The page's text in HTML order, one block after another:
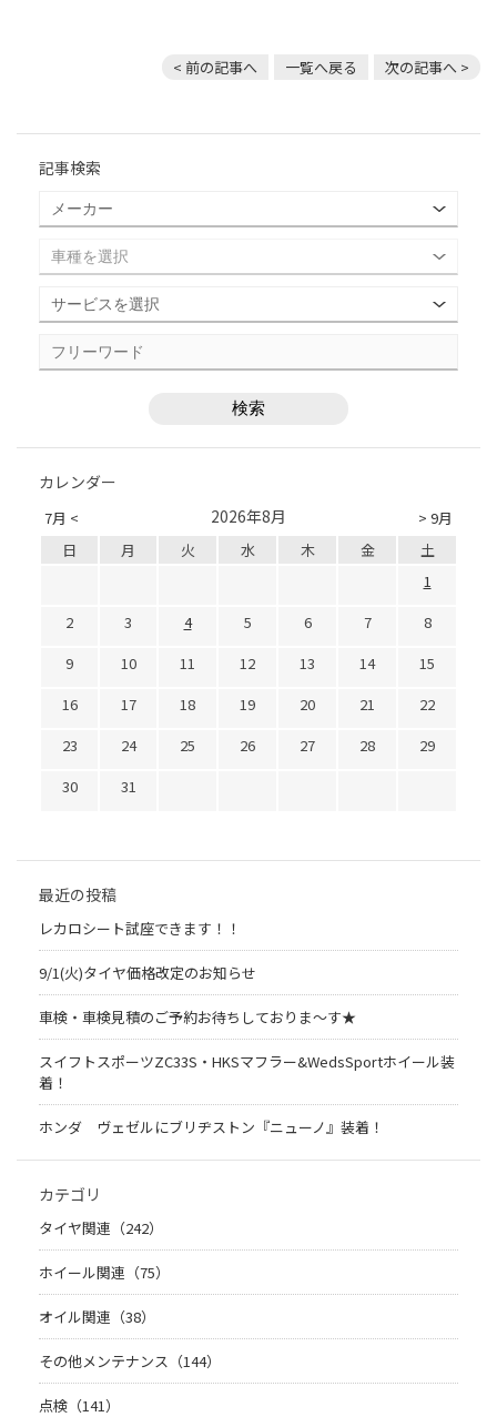
< 前の記事へ 一覧へ戻る 次の記事へ >
記事検索
カレンダー
7月 < > 9月
2026年8月
日 月 火 水 木 金
土
1
2
3 4 5 6 7
8
9
10 11 12 13 14
15
16
17 18 19 20 21
22
23
24 25 26 27 28
29
30
31
最近の投稿
レカロシート試座できます！！
9/1(火)タイヤ価格改定のお知らせ
車検・車検見積のご予約お待ちしておりま～す★
スイフトスポーツZC33S・HKSマフラー&WedsSportホイール装
着！
ホンダ ヴェゼルにブリヂストン『ニューノ』装着！
カテゴリ
タイヤ関連（242）
ホイール関連（75）
オイル関連（38）
その他メンテナンス（144）
点検（141）